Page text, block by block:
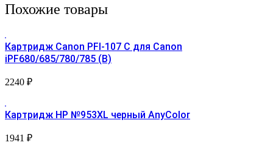
Похожие товары
Картридж Canon PFI-107 С для Canon
iPF680/685/780/785 (B)
2240 ₽
Картридж HP №953XL черный AnyColor
1941 ₽